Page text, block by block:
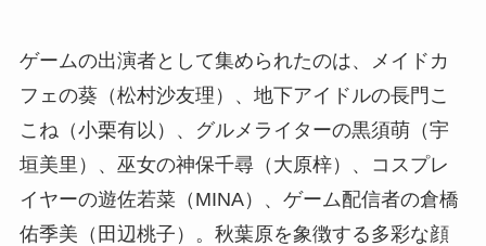
ゲームの出演者として集められたのは、メイドカ
フェの葵（松村沙友理）、地下アイドルの長門こ
こね（小栗有以）、グルメライターの黒須萌（宇
垣美里）、巫女の神保千尋（大原梓）、コスプレ
イヤーの遊佐若菜（MINA）、ゲーム配信者の倉橋
佑季美（田辺桃子）。秋葉原を象徴する多彩な顔